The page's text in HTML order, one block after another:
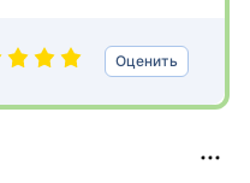
Оценить